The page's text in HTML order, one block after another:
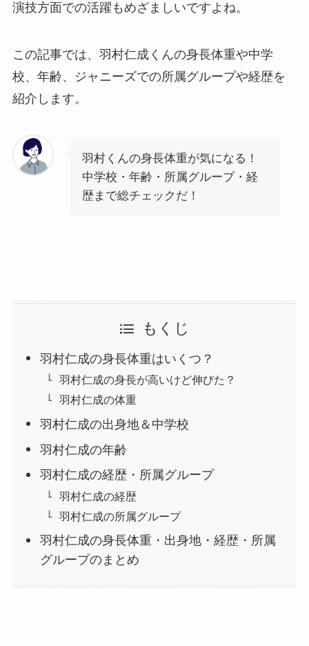
演技方面での活躍もめざましいですよね。
この記事では、羽村仁成くんの身長体重や中学
校、年齢、ジャニーズでの所属グループや経歴を
紹介します。
羽村くんの身長体重が気になる！
中学校・年齢・所属グループ・経
歴まで総チェックだ！
もくじ
羽村仁成の身長体重はいくつ？
羽村仁成の身長が高いけど伸びた？
羽村仁成の体重
羽村仁成の出身地＆中学校
羽村仁成の年齢
羽村仁成の経歴・所属グループ
羽村仁成の経歴
羽村仁成の所属グループ
羽村仁成の身長体重・出身地・経歴・所属
グループのまとめ